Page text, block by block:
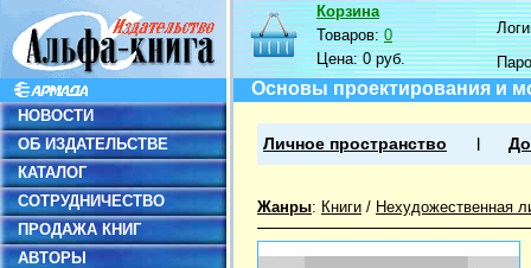
НОВОСТИ
ОБ ИЗДАТЕЛЬСТВЕ
КАТАЛОГ
СОТРУДНИЧЕСТВО
ПРОДАЖА КНИГ
АВТОРЫ
Корзина
Товаров:0
Цена:0 руб.
Основы проектирования и
Личное пространство
Жанры: Книги / Нехудожественная